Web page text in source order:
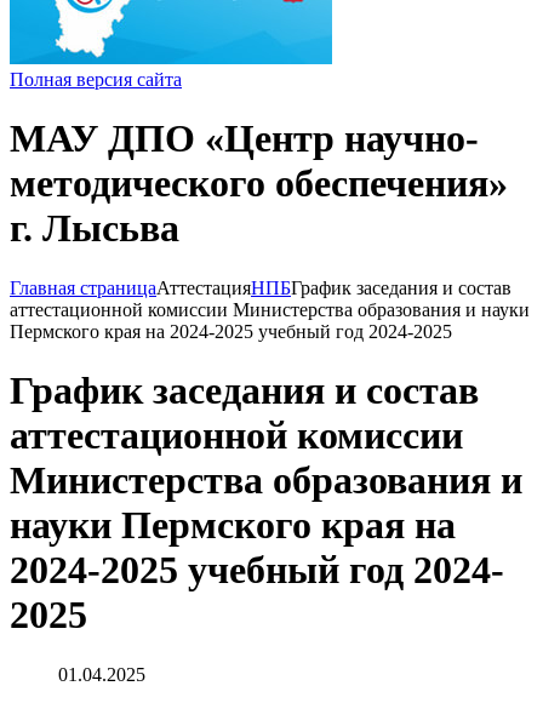
Полная версия сайта
МАУ ДПО «Центр научно-
методического обеспечения»
г. Лысьва
Главная страницаАттестацияНПБГрафик заседания и состав
аттестационной комиссии Министерства образования и науки
Пермского края на 2024-2025 учебный год 2024-2025
График заседания и состав
аттестационной комиссии
Министерства образования и
науки Пермского края на
2024-2025 учебный год 2024-
2025
01.04.2025